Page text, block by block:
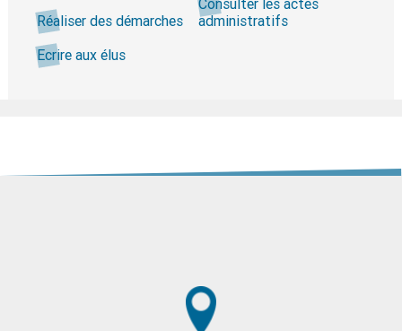
Réaliser des démarches
administratifs
Ecrire aux élus